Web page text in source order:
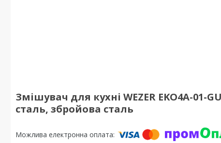
Змішувач для кухні WEZER EKO4A-
сталь, збройова сталь